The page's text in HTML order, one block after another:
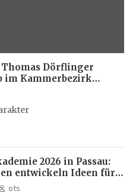
Dörflinger
im Kammerbezirk
2026 in Passau:
entwickeln Ideen für
ots